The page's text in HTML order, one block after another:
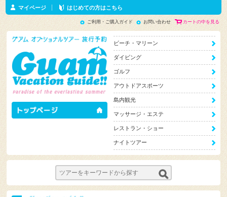
マイページ はじめての方はこちら
ご利用・ご購入ガイド お問い合わせ カートの中を見る
ビーチ・マリーン
ダイビング
ゴルフ
アウトドアスポーツ
島内観光
マッサージ・エステ
レストラン・ショー
ナイトツアー